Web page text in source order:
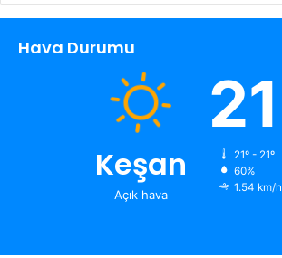
Hava Durumu
Keşan
Açık hava
21
21º - 21º
60%
1.54 km/h